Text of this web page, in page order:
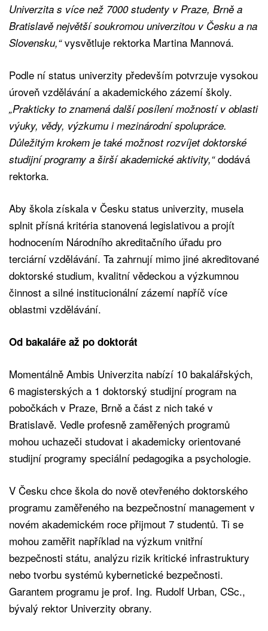
Univerzita s více než 7000 studenty v Praze, Brně a
Bratislavě největší soukromou univerzitou v Česku a na
Slovensku,“vysvětluje rektorka Martina Mannová.
Podle ní status univerzity především potvrzuje vysokou
úroveň vzdělávání a akademického zázemí školy.
„Prakticky to znamená další posílení možností v oblasti
výuky, vědy, výzkumu i mezinárodní spolupráce.
Důležitým krokem je také možnost rozvíjet doktorské
studijní programy a širší akademické aktivity,“dodává
rektorka.
Aby škola získala v Česku status univerzity, musela
splnit přísná kritéria stanovená legislativou a projít
hodnocením Národního akreditačního úřadu pro
terciární vzdělávání. Ta zahrnují mimo jiné akreditované
doktorské studium, kvalitní vědeckou a výzkumnou
činnost a silné institucionální zázemí napříč více
oblastmi vzdělávání.
Od bakaláře až po doktorát
Momentálně Ambis Univerzita nabízí 10 bakalářských,
6 magisterských a 1 doktorský studijní program na
pobočkách v Praze, Brně a část z nich také v
Bratislavě. Vedle profesně zaměřených programů
mohou uchazeči studovat i akademicky orientované
studijní programy speciální pedagogika a psychologie.
V Česku chce škola do nově otevřeného doktorského
programu zaměřeného na bezpečnostní management v
novém akademickém roce přijmout 7 studentů. Ti se
mohou zaměřit například na výzkum vnitřní
bezpečnosti státu, analýzu rizik kritické infrastruktury
nebo tvorbu systémů kybernetické bezpečnosti.
Garantem programu je prof. Ing. Rudolf Urban, CSc.,
bývalý rektor Univerzity obrany.